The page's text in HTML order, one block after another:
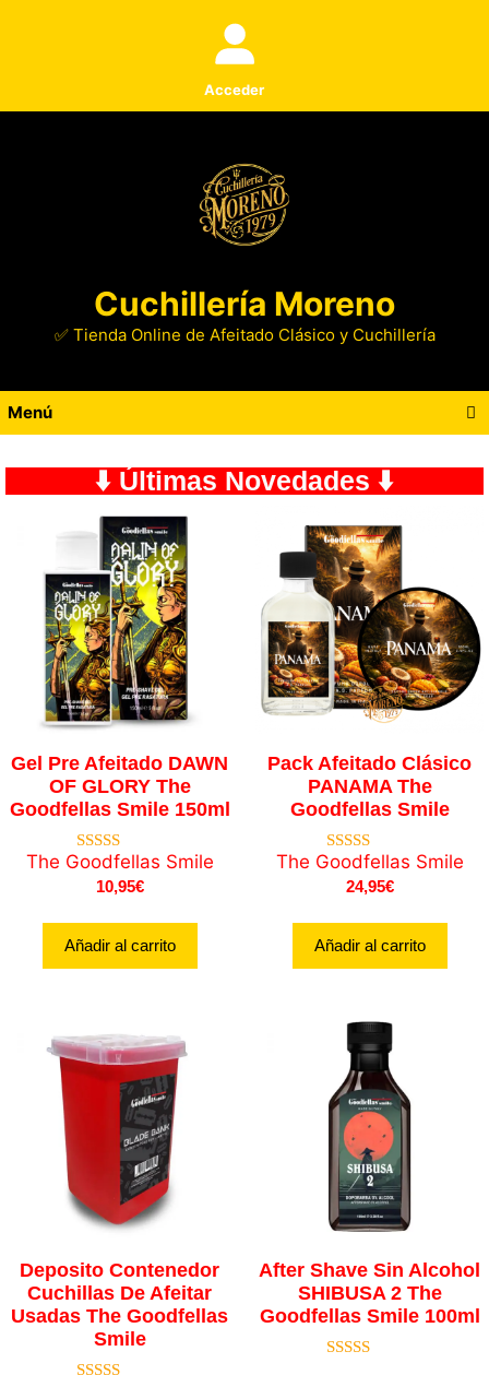
Acceder
Cuchillería Moreno
✅ Tienda Online de Afeitado Clásico y Cuchillería
Menú
⬇️ Últimas Novedades ⬇️
Gel Pre Afeitado DAWN
OF GLORY The
Goodfellas Smile 150ml
4.70
de 5
The Goodfellas Smile
10,95€
Añadir al carrito
Pack Afeitado Clásico
PANAMA The
Goodfellas Smile
5.00
de 5
The Goodfellas Smile
24,95€
Añadir al carrito
Deposito Contenedor
Cuchillas De Afeitar
Usadas The Goodfellas
Smile
After Shave Sin Alcohol
SHIBUSA 2 The
Goodfellas Smile 100ml